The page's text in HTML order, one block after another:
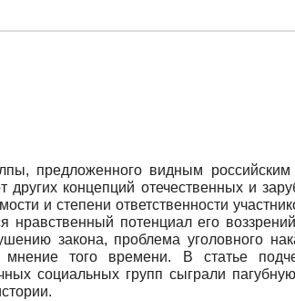
предложенного видным
концепций отечественных и
и степени ответственности
нравственный потенциал его
закона, проблема уголовного
того времени. В статье
социальных групп сыграли